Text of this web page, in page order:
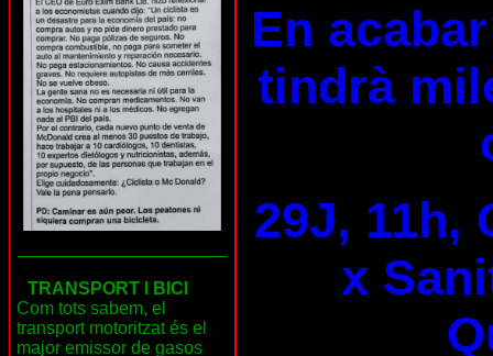
TRANSPORT I BICI
Com tots sabem, el
transport motoritzat és el
major emissor de gasos
En
tindrà
29J, 11h,
x